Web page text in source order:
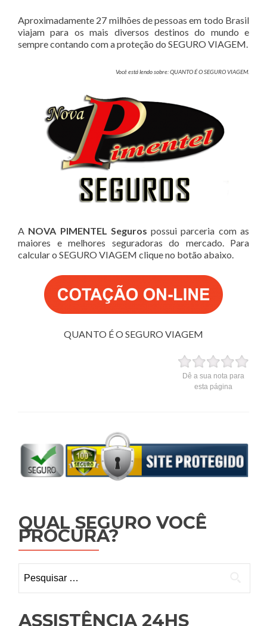
Aproximadamente 27 milhões de pessoas em todo Brasil
viajam para os mais diversos destinos do mundo e
sempre contando com a proteção do SEGURO VIAGEM.
Você está lendo sobre: QUANTO É O SEGURO VIAGEM.
A NOVA PIMENTEL Seguros possui parceria com as
maiores e melhores seguradoras do mercado. Para
calcular o SEGURO VIAGEM clique no botão abaixo.
QUANTO É O SEGURO VIAGEM
Dê a sua nota para
esta página
QUAL SEGURO VOCÊ
PROCURA?
por:
ASSISTÊNCIA 24HS